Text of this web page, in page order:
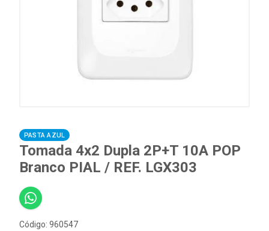
PASTA AZUL
Tomada 4x2 Dupla 2P+T 10A POP
Branco PIAL / REF. LGX303
Código: 960547